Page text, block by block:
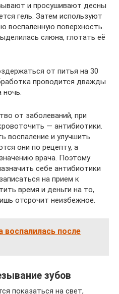
и просушивают десны
гель. Затем используют
воспаленную поверхность.
слюна, глотать её
от питья на 30
проводится дважды
ночь.
от заболеваний, при
— антибиотики.
воспаление и улучшить
они по рецепту, а
врача. Поэтому
себе антибиотики
на прием к
время и деньги на то,
отсрочит неизбежное.
воспалилась после
зубов
показаться на свет,